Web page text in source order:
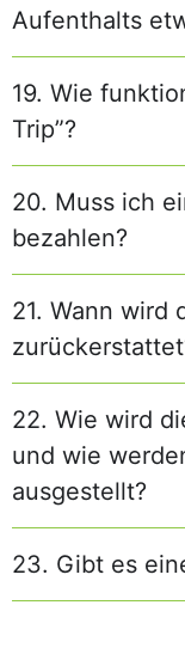
Aufenthalts
19. Wie
Trip”?
20. Muss ich
bezahlen?
21. Wann wird
22. Wie wird
und wie
ausgestellt?
23. Gibt es